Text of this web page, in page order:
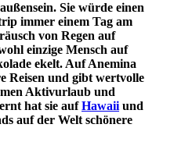
Sie würde einen
immer einem Tag am
von Regen auf
einzige Mensch auf
ekelt. Auf Anemina
Reisen und gibt wertvolle
Aktivurlaub und
hat sie aufHawaii und
auf der Welt schönere